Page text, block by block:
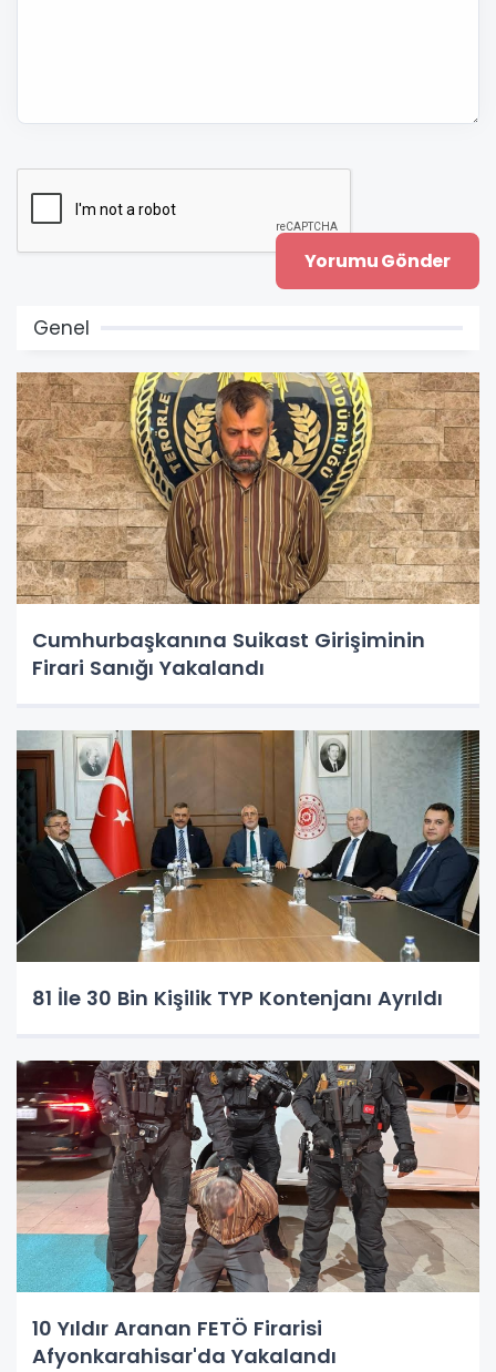
Genel
Cumhurbaşkanına Suikast Girişiminin
Firari Sanığı Yakalandı
81 İle 30 Bin Kişilik TYP Kontenjanı Ayrıldı
10 Yıldır Aranan FETÖ Firarisi
Afyonkarahisar'da Yakalandı